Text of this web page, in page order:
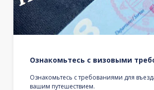
Ознакомьтесь с визовыми
Ознакомьтесь с требованиями для
вашим путешествием.